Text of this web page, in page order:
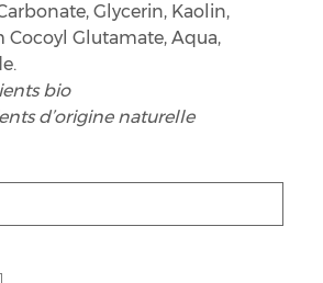
Glycerin, Kaolin,
Cocoyl Glutamate, Aqua,
bio
d’origine naturelle